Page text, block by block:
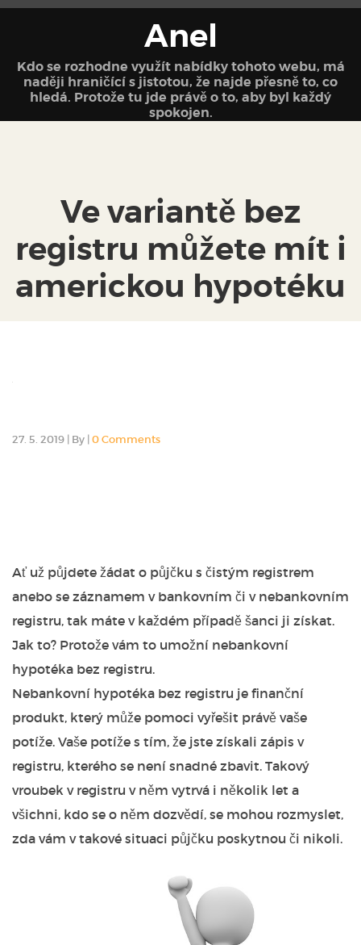
Anel
Kdo se rozhodne využít nabídky tohoto webu, má
naději hraničící s jistotou, že najde přesně to, co
hledá. Protože tu jde právě o to, aby byl každý
spokojen.
Ve variantě bez
registru můžete mít i
americkou hypotéku
27. 5. 2019 | By | 0 Comments
Ať už půjdete žádat o půjčku s čistým registrem
anebo se záznamem v bankovním či v nebankovním
registru, tak máte v každém případě šanci ji získat.
Jak to? Protože vám to umožní nebankovní
hypotéka bez registru.
Nebankovní hypotéka bez registru je finanční
produkt, který může pomoci vyřešit právě vaše
potíže. Vaše potíže s tím, že jste získali zápis v
registru, kterého se není snadné zbavit. Takový
vroubek v registru v něm vytrvá i několik let a
všichni, kdo se o něm dozvědí, se mohou rozmyslet,
zda vám v takové situaci půjčku poskytnou či nikoli.